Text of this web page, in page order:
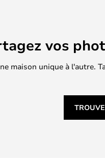
vos
maison unique à l'autre.